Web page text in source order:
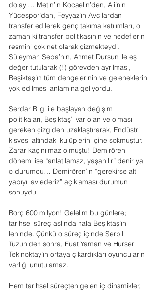
dolayı… Metin’in Kocaelin’den, Ali’nin
Yücespor’dan, Feyyaz’ın Avcılardan
transfer edilerek genç takıma katılımları, o
zaman ki transfer politikasının ve hedeflerin
resmini çok net olarak çizmekteydi.
Süleyman Seba’nın, Ahmet Dursun ile eş
değer tutularak (!) görevden ayrılması,
Beşiktaş’ın tüm dengelerinin ve geleneklerin
yok edilmesi anlamına geliyordu.
Serdar Bilgi ile başlayan değişim
politikaları, Beşiktaş’ı var olan ve olması
gereken çizgiden uzaklaştırarak, Endüstri
kisvesi altındaki kulüplerin içine sokmuştur.
Zarar kaçınılmaz olmuştu! Demirören
dönemi ise “anlatılamaz, yaşanılır” denir ya
o durumdu… Demirören’in “gerekirse alt
yapıyı lav ederiz” açıklaması durumun
sonuydu.
Borç 600 milyon! Gelelim bu günlere;
tarihsel süreç aslında hala Beşiktaş’ın
lehinde. Çünkü o süreç içinde Serpil
Tüzün’den sonra, Fuat Yaman ve Hürser
Tekinoktay’ın ortaya çıkardıkları oyuncuların
varlığı unutulamaz.
Hem tarihsel süreçten gelen iç dinamikler,